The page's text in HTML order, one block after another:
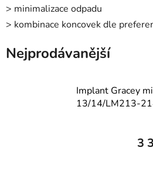
> minimalizace odpadu
> kombinace koncovek dle
Nejprodávanější
Implant Gracey
13/14/LM213-
3